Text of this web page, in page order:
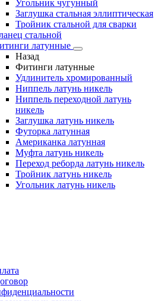
Угольник чугунный
Заглушка стальная эллиптическая
Тройник стальной для сварки
стальной
латунные
Назад
Фитинги латунные
Удлинитель хромированный
Ниппель латунь никель
Ниппель переходной латунь
никель
Заглушка латунь никель
Футорка латунная
Американка латунная
Муфта латунь никель
Переход реборда латунь никель
Тройник латунь никель
Угольник латунь никель